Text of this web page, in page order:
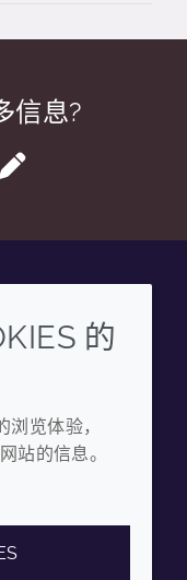
信息?
Tiktok
款和条件
私政策
政策
的
览体验，
站的信息。